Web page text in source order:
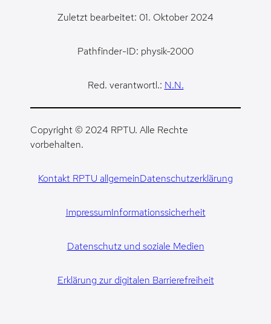
Zuletzt bearbeitet: 01. Oktober 2024
Pathfinder-ID: physik-2000
Red. verantwortl.: N.N.
Copyright © 2024 RPTU. Alle Rechte
vorbehalten.
Kontakt RPTU allgemeinDatenschutzerklärung
ImpressumInformationssicherheit
Datenschutz und soziale Medien
Erklärung zur digitalen Barrierefreiheit